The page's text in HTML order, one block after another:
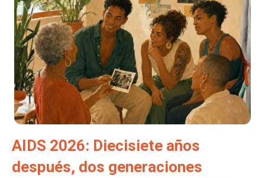
AIDS 2026: Diecisiete años
después, dos generaciones